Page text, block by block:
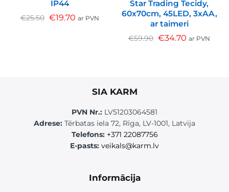
IP44
€25.50 €19.70 ar PVN
Star Trading Tecidy,
60x70cm, 45LED, 3xAA,
ar taimeri
€59.90 €34.70 ar PVN
SIA KARM
PVN Nr.: LV51203064581
Adrese: Tērbatas iela 72, Rīga, LV-1001, Latvija
Telefons: +371 22087756
E-pasts: veikals@karm.lv
Informācija